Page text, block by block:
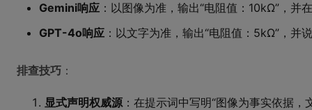
Gemini响应 ：以图像为准，输出“电阻值：10kΩ”，并
GPT-4o响应 ：以文字为准，输出“电阻值：5kΩ”，并
排查技巧 ：
显式声明权威源：在提示词中写明“图像为事实依据